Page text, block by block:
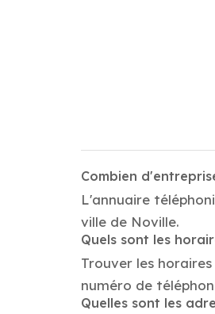
Combien
L'annuaire
ville de Noville.
Quels sont les
Trouver les
numéro de
Quelles sont les